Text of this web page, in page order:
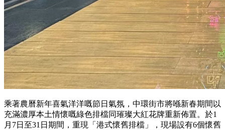
乘著農曆新年喜氣洋洋嘅節日氣氛，中環街市將喺新春期間以
充滿濃厚本土情懷嘅綠色排檔同璀璨大紅花牌重新佈置。於1
月7日至31日期間，重現「港式懷舊排檔」，現場設有6個懷舊